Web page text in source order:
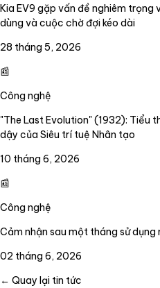
Kia EV9 gặp vấn đề nghiêm trọng
dùng và cuộc chờ đợi kéo dài
28 tháng 5, 2026
📰
Công nghệ
"The Last Evolution" (1932): Tiểu
dậy của Siêu trí tuệ Nhân tạo
10 tháng 6, 2026
📰
Công nghệ
Cảm nhận sau một tháng sử dụng
02 tháng 6, 2026
← Quay lại tin tức